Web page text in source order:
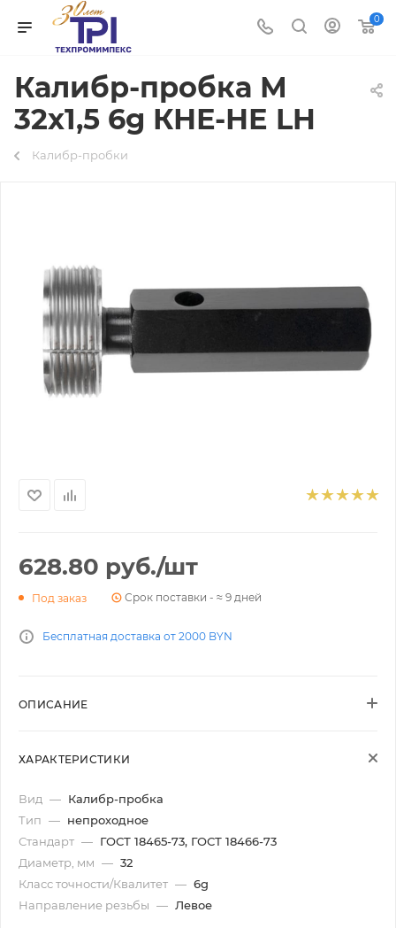
0
Калибр-пробка М
32х1,5 6g КНЕ-НЕ LH
Калибр-пробки
628.80 руб./шт
Под заказ Срок поставки - ≈ 9 дней
Бесплатная доставка от 2000 BYN
ОПИСАНИЕ
ХАРАКТЕРИСТИКИ
Вид — Калибр-пробка
Тип — непроходное
Стандарт — ГОСТ 18465-73, ГОСТ 18466-73
Диаметр, мм — 32
Класс точности/Квалитет — 6g
Направление резьбы — Левое